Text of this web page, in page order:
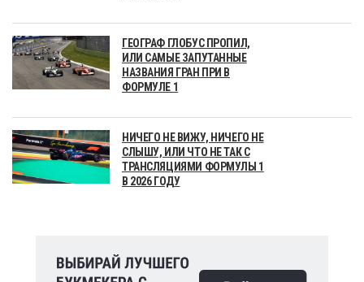
ГЕОГРАФ ГЛОБУС ПРОПИЛ,
ИЛИ САМЫЕ ЗАПУТАННЫЕ
НАЗВАНИЯ ГРАН ПРИ В
ФОРМУЛЕ 1
НИЧЕГО НЕ ВИЖУ, НИЧЕГО НЕ
СЛЫШУ, ИЛИ ЧТО НЕ ТАК С
ТРАНСЛЯЦИЯМИ ФОРМУЛЫ 1
В 2026 ГОДУ